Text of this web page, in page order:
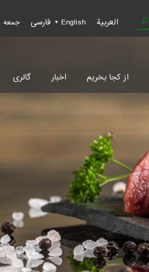
جمعه 16 مرداد 1405 فارسی English العربية
از کجا بخریم اخبار گالری